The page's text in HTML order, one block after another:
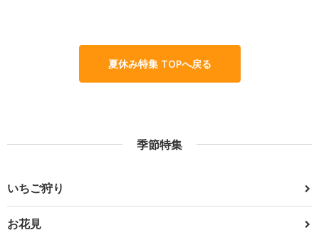
夏休み特集 TOPへ戻る
季節特集
いちご狩り
お花見